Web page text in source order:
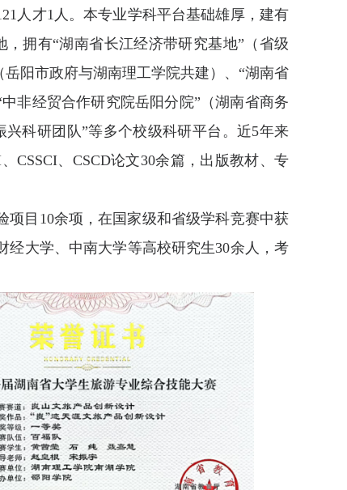
人才1人。本专业学科平台基础雄厚，建有
拥有“湖南省长江经济带研究基地”（省级
阳市政府与湖南理工学院共建）、“湖南省
非经贸合作研究院岳阳分院”（湖南省商务
科研团队”等多个校级科研平台。近5年来
CSSCI、CSCD论文30余篇，出版教材、专
目10余项，在国家级和省级学科竞赛中获
大学、中南大学等高校研究生30余人，考